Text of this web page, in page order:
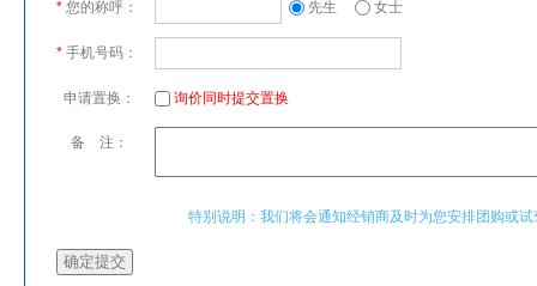
* 您的称呼： 先生 女士
* 手机号码：
申请置换： 询价同时提交置换
备 注：
特别说明：我们将会通知经销商及时为您安排团购或试